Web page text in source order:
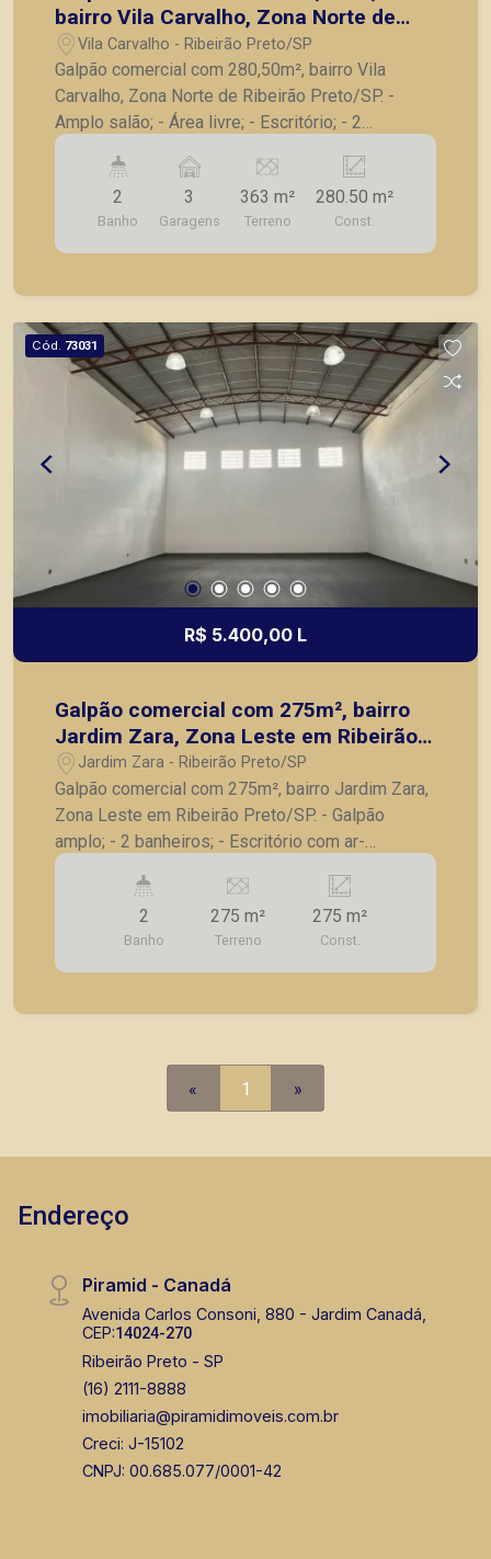
bairro Vila Carvalho, Zona Norte de
Ribeirão Preto/SP.
Vila Carvalho - Ribeirão Preto/SP
Galpão comercial com 280,50m², bairro Vila
Carvalho, Zona Norte de Ribeirão Preto/SP. -
Amplo salão; - Área livre; - Escritório; - 2
banheiros; - 3 vagas de estacionamento. A
Piramid tem como objetivo atender seus clientes
com agilidade e segurança, em locação, vendas
de imóveis prontos, usados ou mesmo nos
principais lançamentos da cidade de Ribeirão
2
Banho
3
Garagens
363 m²
Terreno
280.50 m²
Const.
Cód. 73031
R$ 5.400,00 L
Galpão comercial com 275m², bairro
Jardim Zara, Zona Leste em Ribeirão
Preto/SP.
Jardim Zara - Ribeirão Preto/SP
Galpão comercial com 275m², bairro Jardim Zara,
Zona Leste em Ribeirão Preto/SP. - Galpão
amplo; - 2 banheiros; - Escritório com ar-
condicionado; - Copa; - Estrutura metálica; - Pé-
direito alto para entrada e saída de caminhões; -
Fácil acesso para rodovia. A Piramid tem como
objetivo atender seus clientes com agilidade e
segurança, em locação, vendas de imóveis
2
Banho
275 m²
Terreno
275 m²
Const.
« 1 »
Endereço
Piramid - Canadá
Avenida Carlos Consoni, 880 - Jardim Canadá,
CEP:14024-270
Ribeirão Preto - SP
(16) 2111-8888
imobiliaria@piramidimoveis.com.br
Creci: J-15102
CNPJ: 00.685.077/0001-42